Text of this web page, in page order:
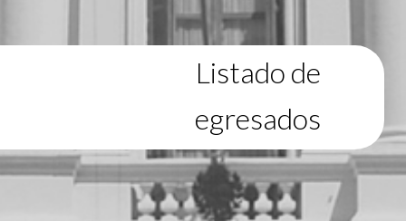
Listado de
egresados